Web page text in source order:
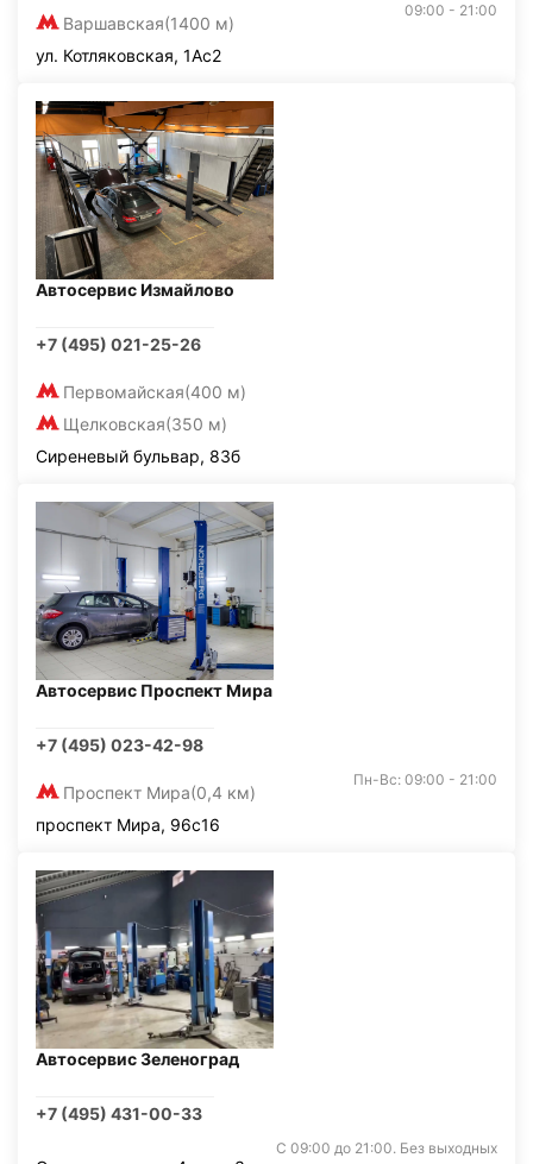
Варшавская(1400 м)
09:00 - 21:00
ул. Котляковская, 1Ас2
Автосервис Измайлово
+7 (495) 021-25-26
Первомайская(400 м)
Щелковская(350 м)
Сиреневый бульвар, 83б
Автосервис Проспект Мира
+7 (495) 023-42-98
Проспект Мира(0,4 км)
Пн-Вс: 09:00 - 21:00
проспект Мира, 96с16
Автосервис Зеленоград
+7 (495) 431-00-33
С 09:00 до 21:00. Без выходных